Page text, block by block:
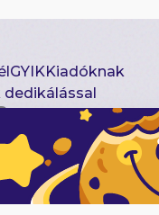
GYIKKiadóknak
dedikálással